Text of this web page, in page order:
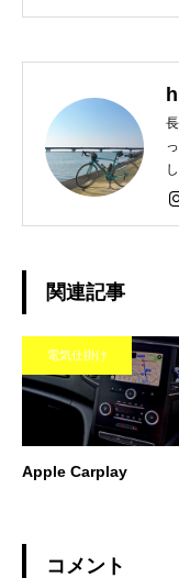
関連記事
電気仕掛け
Apple Carplay
コメント